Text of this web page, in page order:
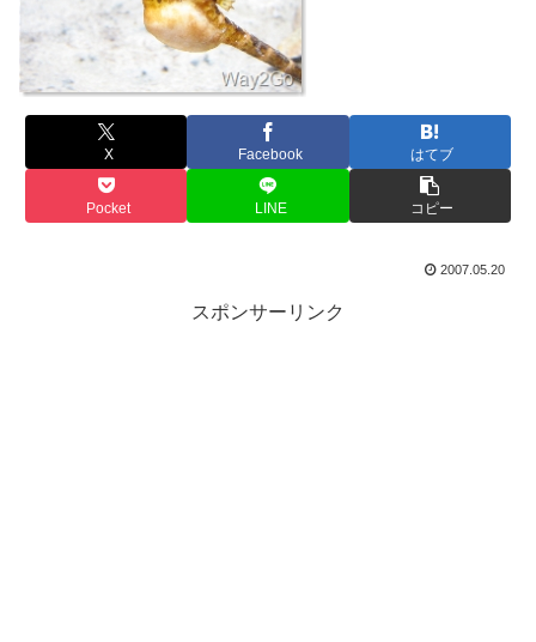
X Facebook はてブ
Pocket LINE コピー
2007.05.20
スポンサーリンク